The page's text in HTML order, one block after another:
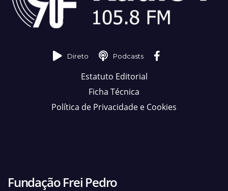
Direto Podcasts
Estatuto Editorial
Ficha Técnica
Política de Privacidade e Cookies
Fundação Frei Pedro